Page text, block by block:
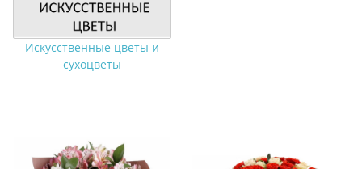
Искусственные цветы и
сухоцветы